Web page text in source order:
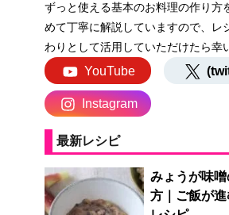
ずっと使える基本のお料理の作り方
めて丁寧に解説していますので、レ
わりとして活用していただけたら幸
YouTube
Instagram
最新レシピ
みょうが味噌
方｜ご飯が